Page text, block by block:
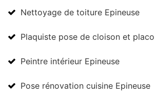
Nettoyage de toiture Epineuse
Plaquiste pose de cloison et placo
Peintre intérieur Epineuse
Pose rénovation cuisine Epineuse